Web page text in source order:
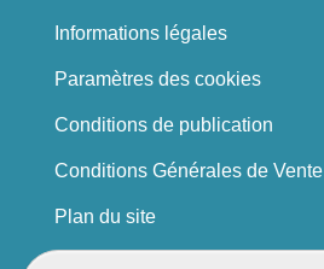
Informations légales
Paramètres des cookies
Conditions de publication
Conditions Générales de Vente
Plan du site